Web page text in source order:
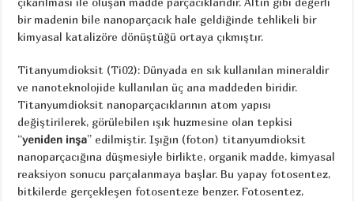
bir madenin bile nanoparçacık hale geldiğinde tehlikeli bir
kimyasal katalizöre dönüştüğü ortaya çıkmıştır.
Titanyumdioksit (Ti02): Dünyada en sık kullanılan mineraldir
ve nanoteknolojide kullanılan üç ana maddeden biridir.
Titanyumdioksit nanoparçacıklarının atom yapısı
değiştirilerek, görülebilen ışık huzmesine olan tepkisi
“yeniden inşa” edilmiştir. Işığın (foton) titanyumdioksit
nanoparçacığına düşmesiyle birlikte, organik madde, kimyasal
reaksiyon sonucu parçalanmaya başlar. Bu yapay fotosentez,
bitkilerde gerçekleşen fotosenteze benzer. Fotosentez,